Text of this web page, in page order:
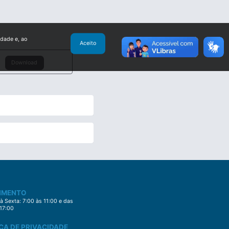
Download
Sexta: 7:00 às 11:00 e das
DE PRIVACIDADE
e, ao
Aceito